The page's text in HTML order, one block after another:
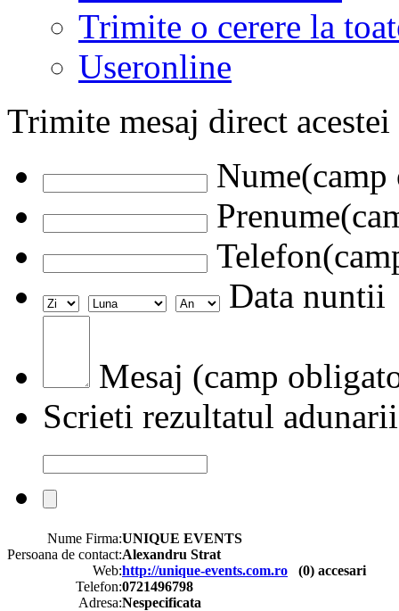
Trimite o cerere la
Useronline
Trimite mesaj direct
Data nuntii
Mesaj (camp
Scrieti rezultatul adunarii
Nume Firma:UNIQUE EVENTS
Persoana de contact:Alexandru Strat
Web:http://unique-events.com.ro (0) accesari
Telefon:0721496798
Adresa:Nespecificata